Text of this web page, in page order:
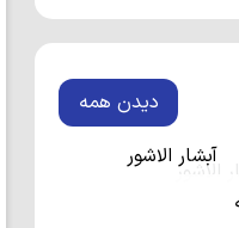
پارک جنگلی
است که در آن جنگل
دیدن همه
آبشار الاشور